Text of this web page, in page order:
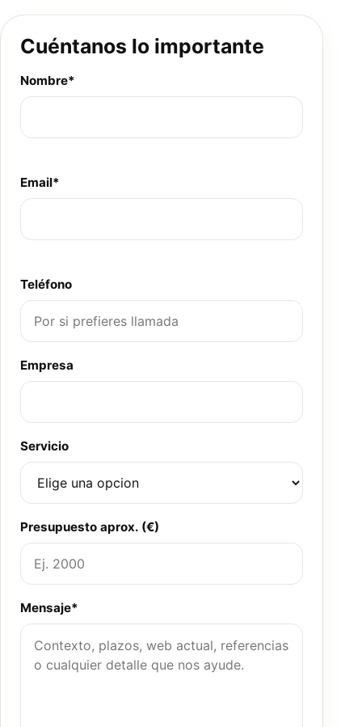
Cuéntanos lo importante
Nombre*
Email*
Teléfono
Empresa
Servicio
Presupuesto aprox. (€)
Mensaje*